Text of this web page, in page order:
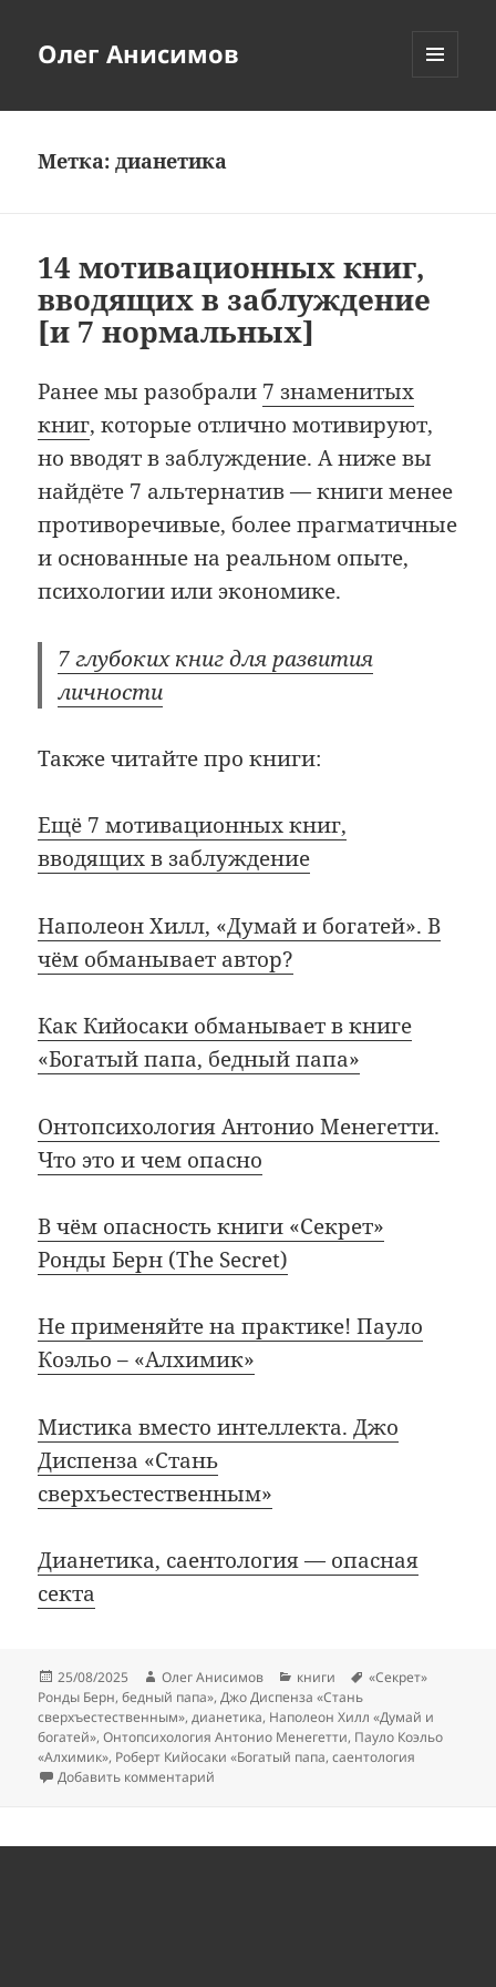
Олег Анисимов
Метка:дианетика
14 мотивационных книг,
вводящих в заблуждение
[и 7 нормальных]
Ранее мы разобрали 7 знаменитых
книг, которые отлично мотивируют,
но вводят в заблуждение. А ниже вы
найдёте 7 альтернатив — книги менее
противоречивые, более прагматичные
и основанные на реальном опыте,
психологии или экономике.
7 глубоких книг для развития
личности
Также читайте про книги:
Ещё 7 мотивационных книг,
вводящих в заблуждение
Наполеон Хилл, «Думай и богатей». В
чём обманывает автор?
Как Кийосаки обманывает в книге
«Богатый папа, бедный папа»
Онтопсихология Антонио Менегетти.
Что это и чем опасно
В чём опасность книги «Секрет»
Ронды Берн (The Secret)
Не применяйте на практике! Пауло
Коэльо – «Алхимик»
Мистика вместо интеллекта. Джо
Диспенза «Стань
сверхъестественным»
Дианетика, саентология — опасная
секта
Опубликовано
25/08/2025 Автор
Олег Анисимов Рубрики
книги Метки
«Секрет»
Ронды Берн,бедный папа»,Джо Диспенза «Стань
сверхъестественным»,дианетика, Наполеон Хилл «Думай и
богатей»,Онтопсихология Антонио Менегетти, Пауло Коэльо
«Алхимик», Роберт Кийосаки «Богатый папа,саентология
Добавить комментарий